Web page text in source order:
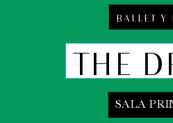
BALLET Y
THE
SALA